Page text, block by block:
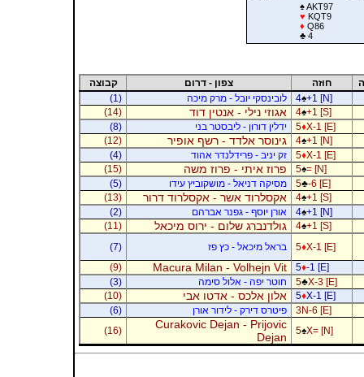
♠AKT97
♥ KQT9
♦ Q86
♣4
חוזה צפון - דרום
קבוצה
4♠+1 [N] לובינסקי יובל - מרק מיכה
(1)
4♠+1 [S] אגוזי נילי - אנטין דוד
(14)
5♦X-1 [E] ידלין דורון - ליבסטר בני
(8)
4♠+1 [N] גינוסר אלדד - רשף אופיר
(12)
5♦X-1 [E] זק יניב - פרידלנדר אהוד
(4)
5♠= [N] פרוז איתי - פרוז משה
(15)
5♣-6 [E] מסיקה דניאל - מושקוביץ עידו
(5)
4♠+1 [S] אקסלרוד אשר - אקסלרוד דרור
(13)
4♠+1 [N] אורן יוסף - גפנר אברהם
(2)
4♠+1 [S] גולדנברג שלום - ירוס מיכאל
(11)
5♦X-1 [E] בראל מיכאל - כץ פז
(7)
5♦-1 [E]
Macura Milan - Volhejn Vit
(9)
5♣X-3 [E] חוטר יפה - אלול סימה
(3)
5♦X-1 [E] אלון אלכס - אדטו אבי
(10)
3N-6 [E]
פיטרס דירק - לידור אורן
(6)
5♠X= [N]
Curakovic Dejan - Prijovic
Dejan
(16)